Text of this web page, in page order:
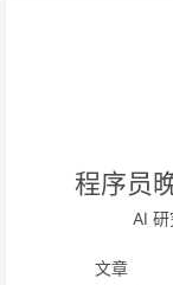
程序员
AI
文章